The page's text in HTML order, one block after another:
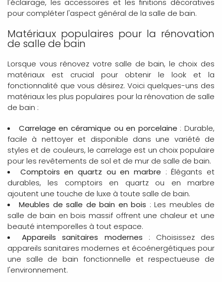
pour compléter l'aspect général de la salle de bain.
Matériaux populaires pour la rénovation
de salle de bain
Lorsque vous rénovez votre salle de bain, le choix des
matériaux est crucial pour obtenir le look et la
fonctionnalité que vous désirez. Voici quelques-uns des
matériaux les plus populaires pour la rénovation de salle
de bain :
Carrelage en céramique ou en porcelaine : Durable,
facile à nettoyer et disponible dans une variété de
styles et de couleurs, le carrelage est un choix populaire
pour les revêtements de sol et de mur de salle de bain.
Comptoirs en quartz ou en marbre : Élégants et
durables, les comptoirs en quartz ou en marbre
ajoutent une touche de luxe à toute salle de bain.
Meubles de salle de bain en bois : Les meubles de
salle de bain en bois massif offrent une chaleur et une
beauté intemporelles à tout espace.
Appareils sanitaires modernes : Choisissez des
appareils sanitaires modernes et écoénergétiques pour
une salle de bain fonctionnelle et respectueuse de
l'environnement.